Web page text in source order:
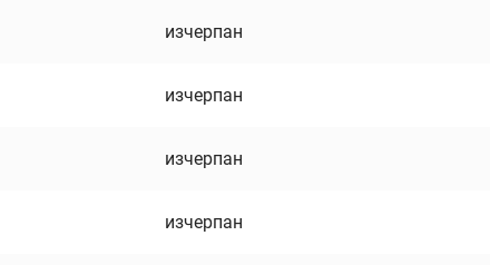
изчерпан
изчерпан
изчерпан
изчерпан